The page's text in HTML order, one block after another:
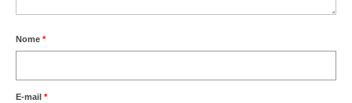
Nome *
E-mail *